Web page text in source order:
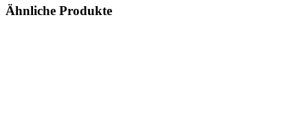
Ähnliche Produkte